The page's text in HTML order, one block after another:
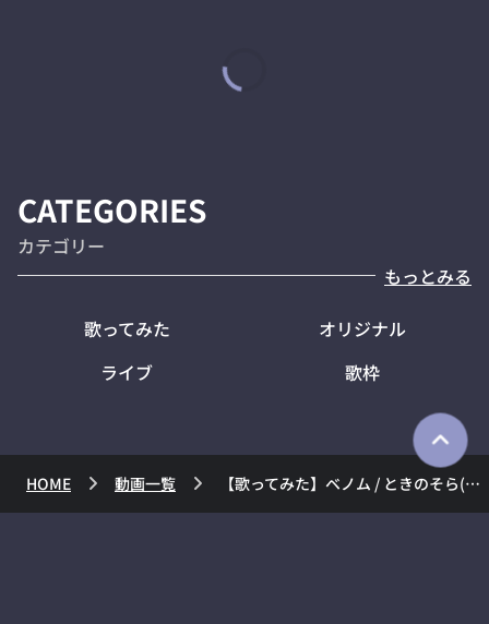
CATEGORIES
カテゴリー
もっとみる
歌ってみた
オリジナル
ライブ
歌枠
HOME 動画一覧 【歌ってみた】ベノム / ときのそら(cover)【かいりきベア】